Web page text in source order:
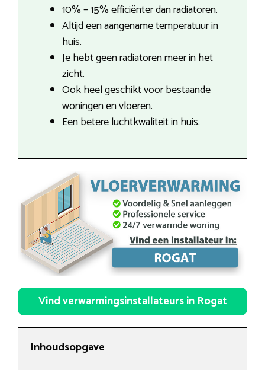
10% – 15% efficiënter dan radiatoren.
Altijd een aangename temperatuur in
huis.
Je hebt geen radiatoren meer in het
zicht.
Ook heel geschikt voor bestaande
woningen en vloeren.
Een betere luchtkwaliteit in huis.
Vind verwarmingsinstallateurs in Rogat
Inhoudsopgave